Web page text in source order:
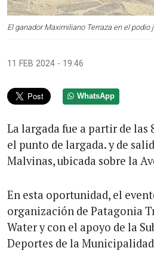
El ganador Maximiliano Terraza en el podio
11 FEB 2024 - 19:46
WhatsApp
La largada fue a partir de las
el punto de largada. y de
Malvinas, ubicada sobre la
En esta oportunidad, el
organización de Patagonia
Water y con el apoyo de la
Deportes de la